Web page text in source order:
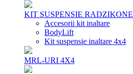
KIT SUSPENSIE RADZIKONE
Accesorii kit inaltare
BodyLift
Kit suspensie inaltare 4x4
MRL-URI 4X4